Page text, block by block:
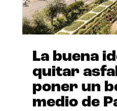
La buena
quitar
poner un
medio de